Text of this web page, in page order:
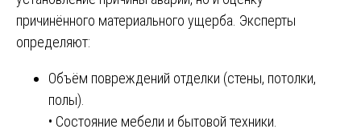
причинённого материального ущерба. Эксперты
определяют:
Объём повреждений отделки (стены, потолки,
полы).
• Состояние мебели и бытовой техники.